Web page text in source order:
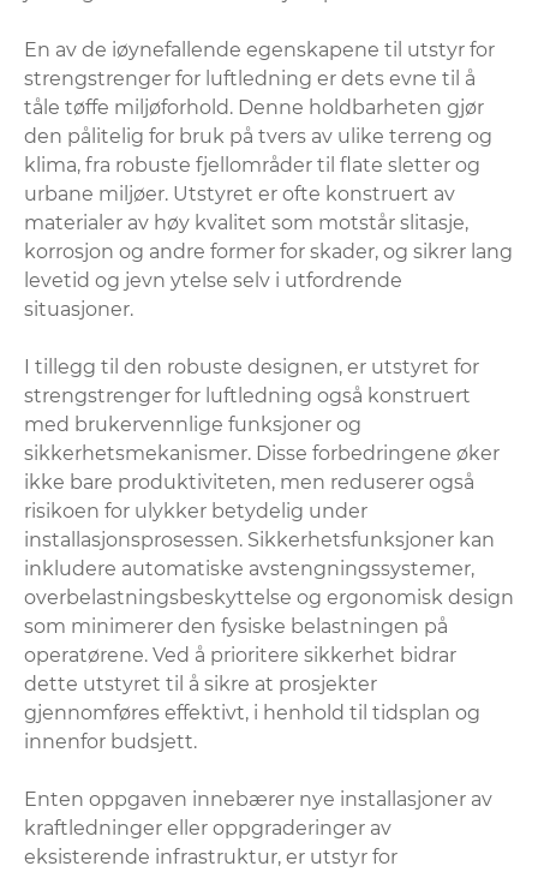
En av de iøynefallende egenskapene til utstyr for
strengstrenger for luftledning er dets evne til å
tåle tøffe miljøforhold. Denne holdbarheten gjør
den pålitelig for bruk på tvers av ulike terreng og
klima, fra robuste fjellområder til flate sletter og
urbane miljøer. Utstyret er ofte konstruert av
materialer av høy kvalitet som motstår slitasje,
korrosjon og andre former for skader, og sikrer lang
levetid og jevn ytelse selv i utfordrende
situasjoner.
I tillegg til den robuste designen, er utstyret for
strengstrenger for luftledning også konstruert
med brukervennlige funksjoner og
sikkerhetsmekanismer. Disse forbedringene øker
ikke bare produktiviteten, men reduserer også
risikoen for ulykker betydelig under
installasjonsprosessen. Sikkerhetsfunksjoner kan
inkludere automatiske avstengningssystemer,
overbelastningsbeskyttelse og ergonomisk design
som minimerer den fysiske belastningen på
operatørene. Ved å prioritere sikkerhet bidrar
dette utstyret til å sikre at prosjekter
gjennomføres effektivt, i henhold til tidsplan og
innenfor budsjett.
Enten oppgaven innebærer nye installasjoner av
kraftledninger eller oppgraderinger av
eksisterende infrastruktur, er utstyr for